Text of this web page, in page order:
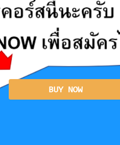
BUY NOW